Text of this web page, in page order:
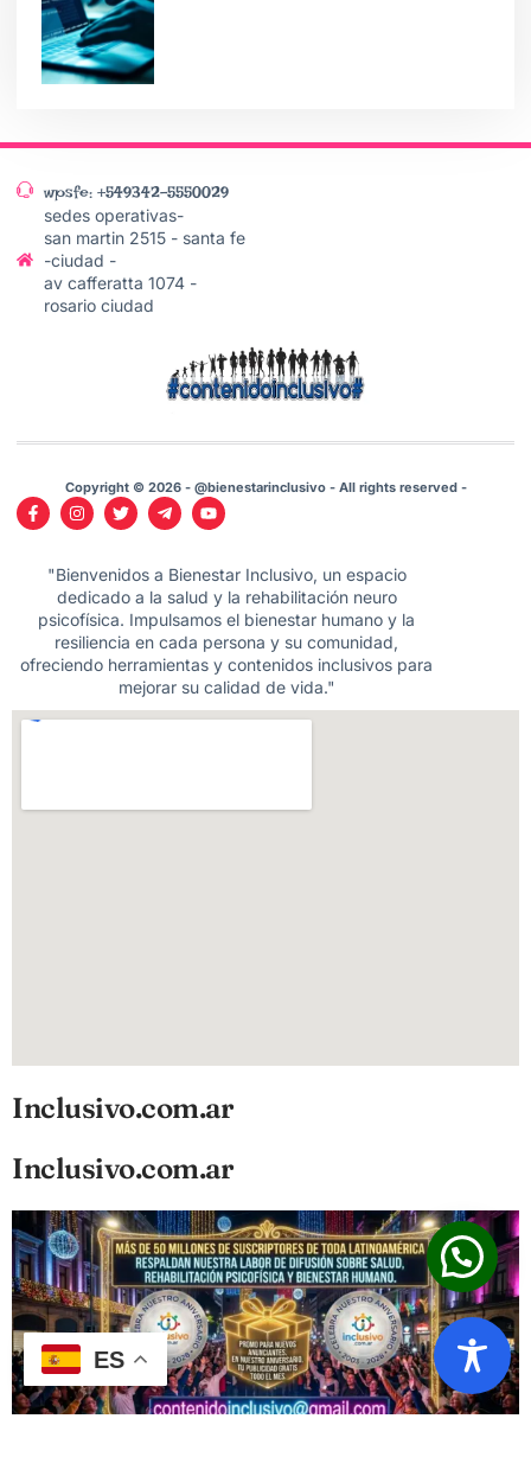
wpsfe: +549342-5550029
sedes operativas-
san martin 2515 - santa fe
-ciudad -
av cafferatta 1074 -
rosario ciudad
Copyright © 2026 - @bienestarinclusivo - All rights reserved -
"Bienvenidos a Bienestar Inclusivo, un espacio
dedicado a la salud y la rehabilitación neuro
psicofísica. Impulsamos el bienestar humano y la
resiliencia en cada persona y su comunidad,
ofreciendo herramientas y contenidos inclusivos para
mejorar su calidad de vida."
Inclusivo.com.ar
Inclusivo.com.ar
ES